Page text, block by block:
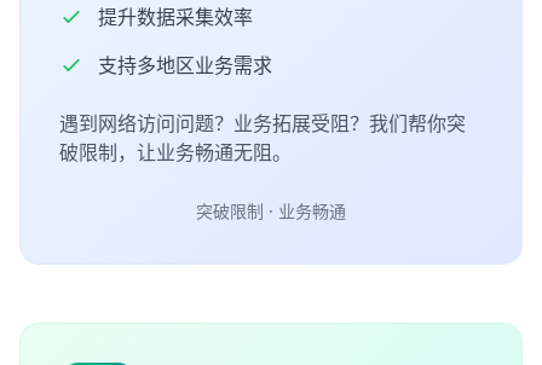
提升数据采集效率
支持多地区业务需求
遇到网络访问问题？业务拓展受阻？我们帮你突
破限制，让业务畅通无阻。
突破限制 · 业务畅通